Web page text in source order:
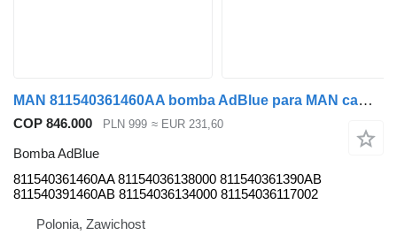
MAN 811540361460AA bomba AdBlue para MAN camión
COP 846.000 PLN 999 ≈ EUR 231,60
Bomba AdBlue
811540361460AA 81154036138000 811540361390AB
811540391460AB 81154036134000 81154036117002
Polonia, Zawichost